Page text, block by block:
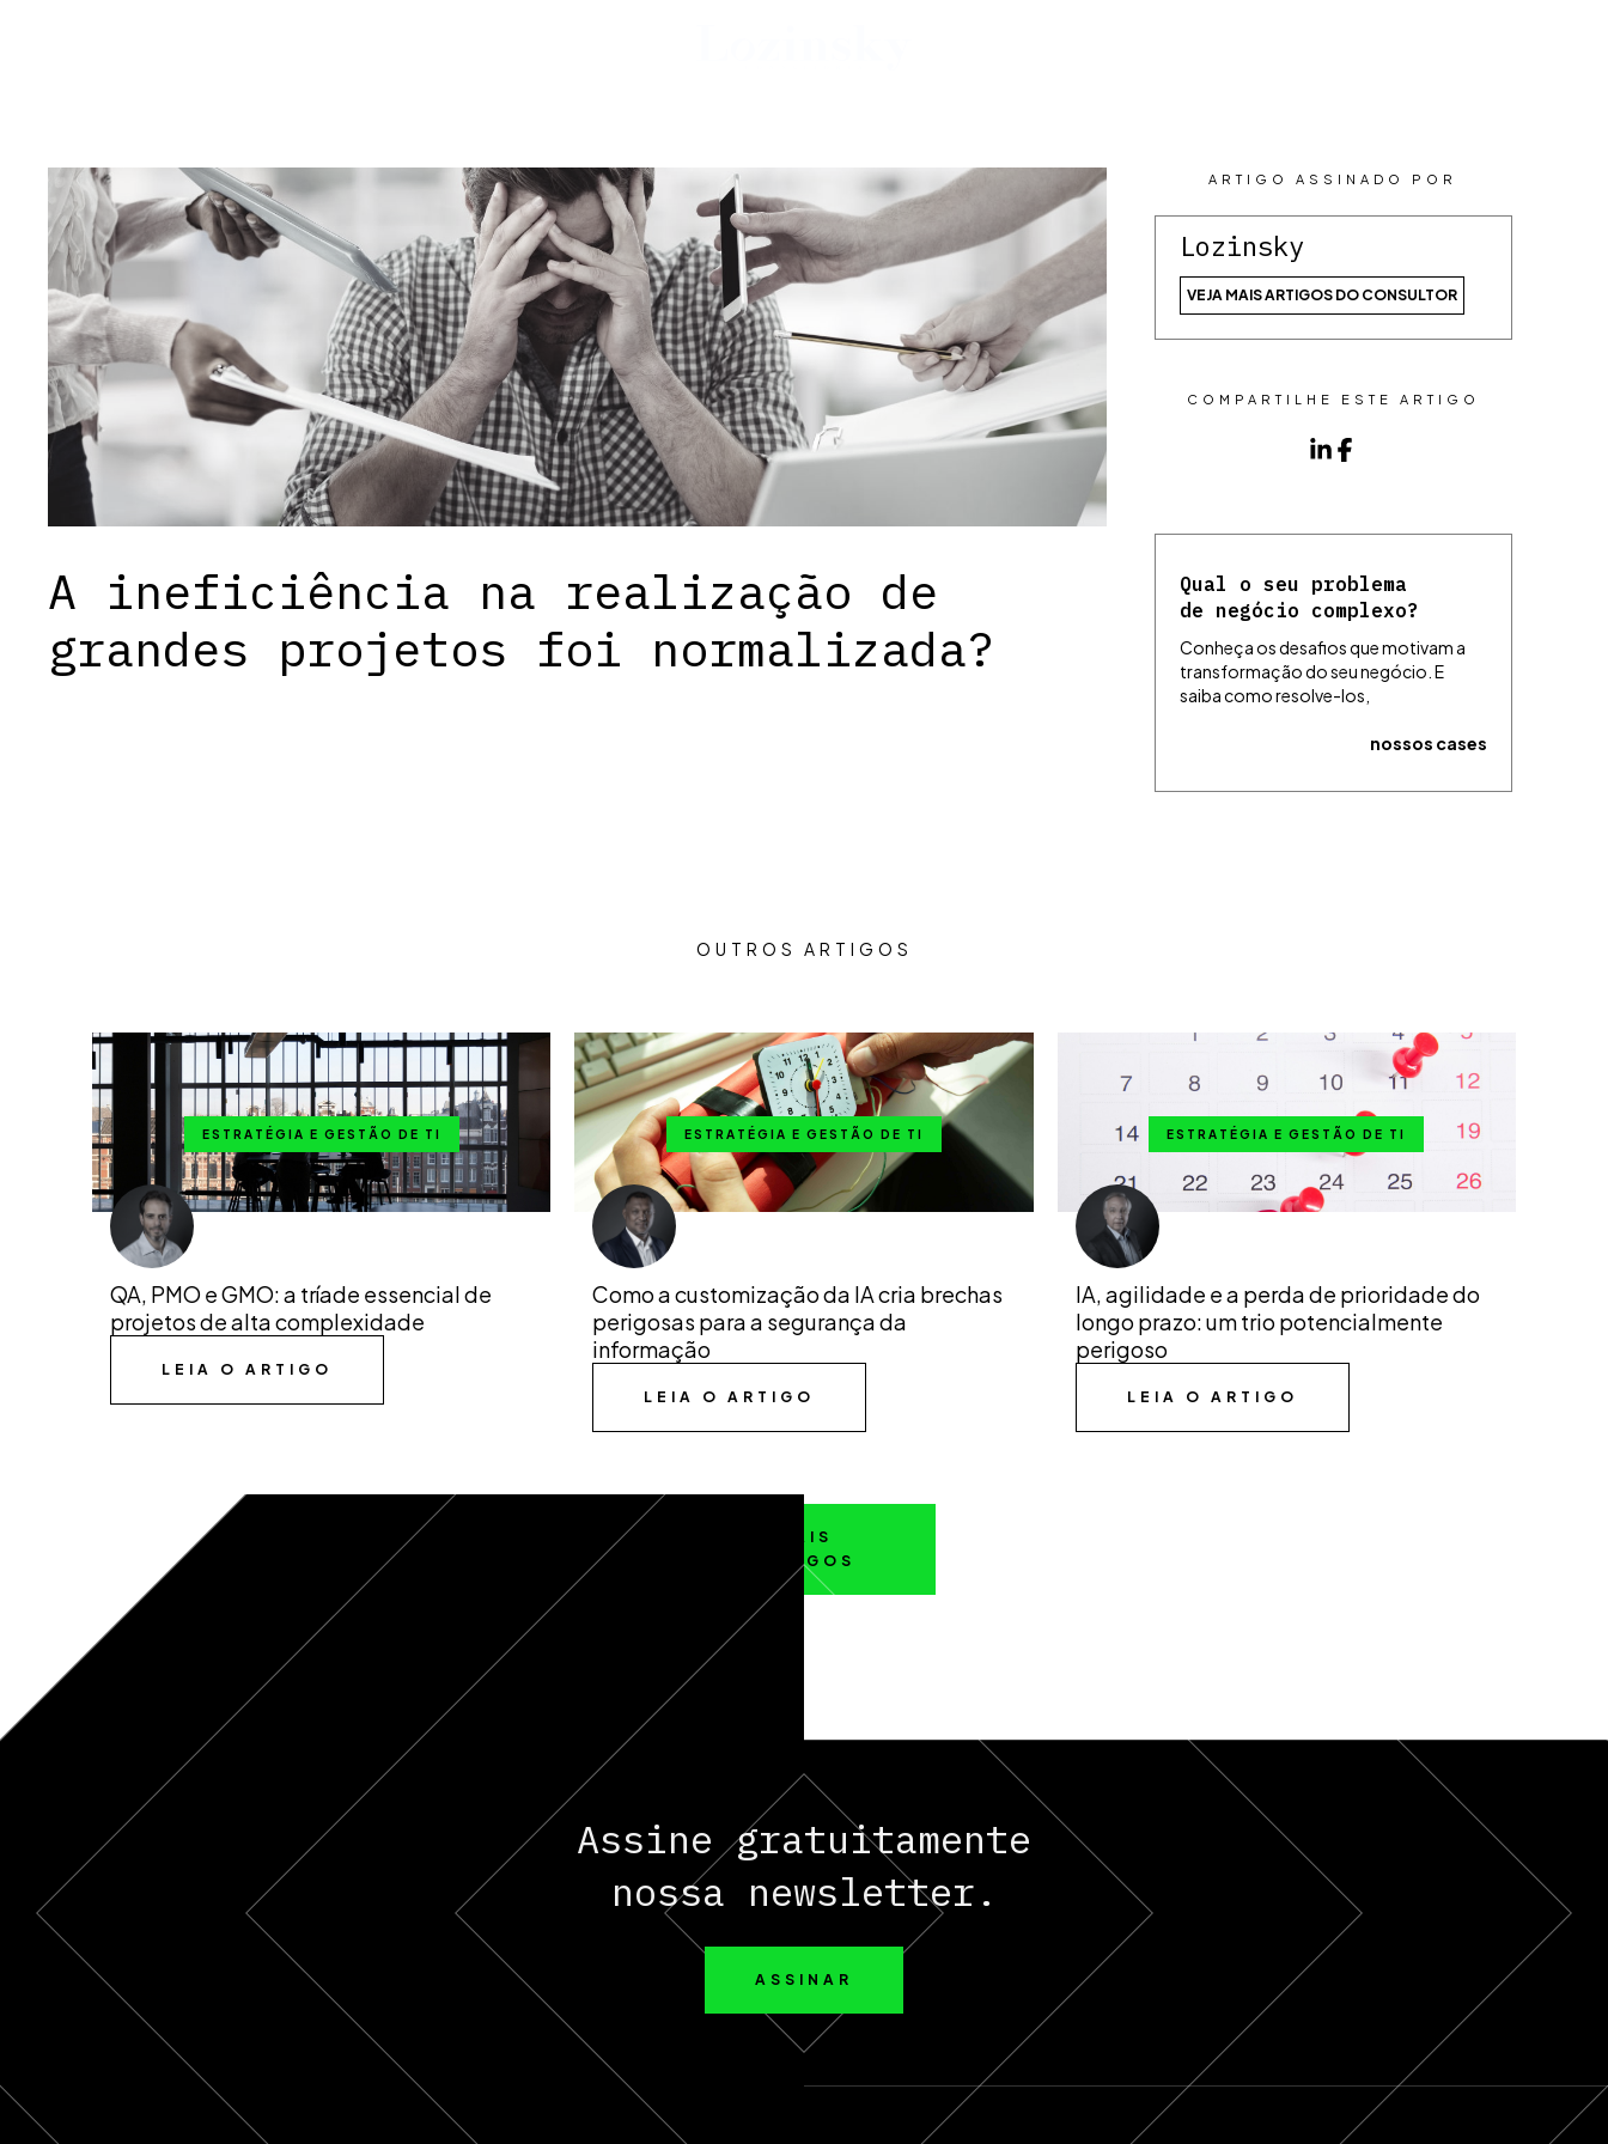
A ineficiência na realização de
grandes projetos foi normalizada?
ARTIGO ASSINADO POR
Lozinsky
VEJA MAIS ARTIGOS DO CONSULTOR
COMPARTILHE ESTE ARTIGO
Qual o seu problema
de negócio complexo?
Conheça os desafios que motivam a
transformação do seu negócio. E
saiba como resolve-los,
nossos cases
OUTROS ARTIGOS
ESTRATÉGIA E GESTÃO DE TI
QA, PMO e GMO: a tríade essencial de
projetos de alta complexidade
LEIA O ARTIGO
ESTRATÉGIA E GESTÃO DE TI
Como a customização da IA cria brechas
perigosas para a segurança da
informação
LEIA O ARTIGO
ESTRATÉGIA E GESTÃO DE TI
IA, agilidade e a perda de prioridade do
longo prazo: um trio potencialmente
perigoso
LEIA O ARTIGO
MAIS
ARTIGOS
Assine gratuitamente
nossa newsletter.
ASSINAR